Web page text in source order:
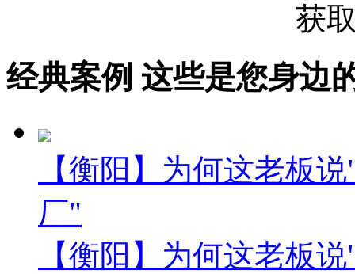
获
经典案例 这些是您身边
【衡阳】为何这老板
厂"
【衡阳】为何这老板